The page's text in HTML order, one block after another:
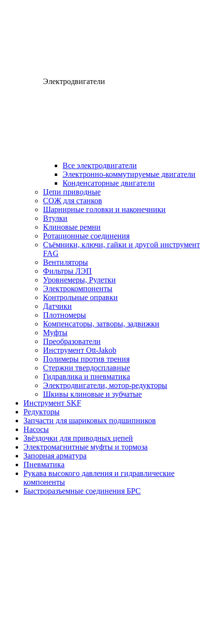
Электродвигатели
Все электродвигатели
Электронно-коммутируемые двигатели
Конденсаторные двигатели
Цепи приводные
СОЖ для станков
Шарнирные головки и наконечники
Втулки
Клиновые ремни
Ротационные соединения
Съёмники, ключи, гайки и другой инструмент
FAG
Вентиляторы
Фильтры ЛЭП
Уровнемеры, Рулетки
Электрокомпоненты
Контрольные оправки
Датчики
Плотномеры
Компенсаторы, затворы, задвижки
Муфты
Преобразователи
Инструмент Ott-Jakob
Полимеры против трения
Стержни твердосплавные
Гидравлика и пневматика
Электродвигатели, мотор-редукторы
Шкивы клиновые и зубчатые
Инструмент SKF
Редукторы
Запчасти для шариковых подшипников
Насосы
Звёздочки для приводных цепей
Электромагнитные муфты и тормоза
Запорная арматура
Пневматика
Рукава высокого давления и гидравлические
компоненты
Быстроразъемные соединения БРС